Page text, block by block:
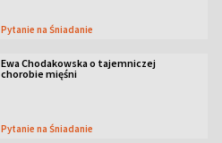
Pytanie na Śniadanie
Ewa Chodakowska o tajemniczej
chorobie mięśni
Pytanie na Śniadanie